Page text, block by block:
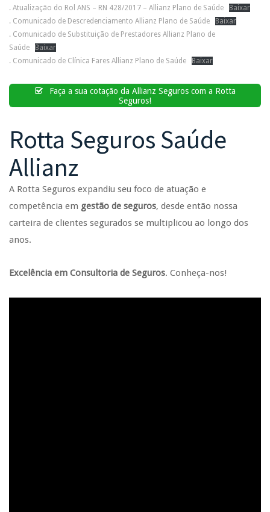
. Atualização do Rol ANS – RN 428/2017 – Allianz Plano de Saúde
Baixar
. Comunicado de Descredenciamento Allianz Plano de Saúde
Baixar
. Comunicado de Substituição de Prestadores Allianz Plano de
Saúde
Baixar
. Comunicado de Clínica Fares Allianz Plano de Saúde
Baixar
Faça a sua cotação da Allianz Seguros com a Rotta
Seguros!
Rotta Seguros Saúde
Allianz
A Rotta Seguros expandiu seu foco de atuação e
competência em gestão de seguros, desde então nossa
carteira de clientes segurados se multiplicou ao longo dos
anos.
Excelência em Consultoria de Seguros. Conheça-nos!